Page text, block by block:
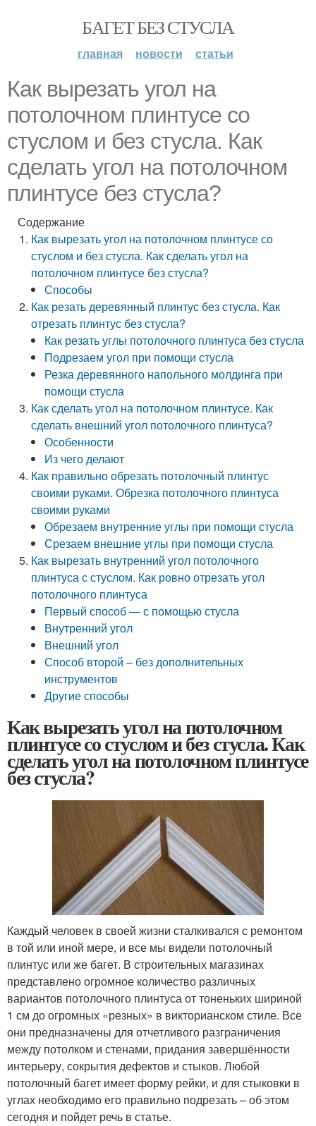
БАГЕТ БЕЗ СТУСЛА
главная новости статьи
Как вырезать угол на
потолочном плинтусе со
стуслом и без стусла. Как
сделать угол на потолочном
плинтусе без стусла?
Содержание
Как вырезать угол на потолочном плинтусе со
стуслом и без стусла. Как сделать угол на
потолочном плинтусе без стусла?
Способы
Как резать деревянный плинтус без стусла. Как
отрезать плинтус без стусла?
Как резать углы потолочного плинтуса без стусла
Подрезаем угол при помощи стусла
Резка деревянного напольного молдинга при
помощи стусла
Как сделать угол на потолочном плинтусе. Как
сделать внешний угол потолочного плинтуса?
Особенности
Из чего делают
Как правильно обрезать потолочный плинтус
своими руками. Обрезка потолочного плинтуса
своими руками
Обрезаем внутренние углы при помощи стусла
Срезаем внешние углы при помощи стусла
Как вырезать внутренний угол потолочного
плинтуса с стуслом. Как ровно отрезать угол
потолочного плинтуса
Первый способ — с помощью стусла
Внутренний угол
Внешний угол
Способ второй – без дополнительных
инструментов
Другие способы
Как вырезать угол на потолочном
плинтусе со стуслом и без стусла. Как
сделать угол на потолочном плинтусе
без стусла?
Каждый человек в своей жизни сталкивался с ремонтом
в той или иной мере, и все мы видели потолочный
плинтус или же багет. В строительных магазинах
представлено огромное количество различных
вариантов потолочного плинтуса от тоненьких шириной
1 см до огромных «резных» в викторианском стиле. Все
они предназначены для отчетливого разграничения
между потолком и стенами, придания завершённости
интерьеру, сокрытия дефектов и стыков. Любой
потолочный багет имеет форму рейки, и для стыковки в
углах необходимо его правильно подрезать – об этом
сегодня и пойдет речь в статье.